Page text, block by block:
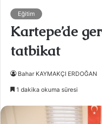
Eğitim
Kartepe’de
tatbikat
Bahar KAYMAKÇI ERDOĞAN
1 dakika okuma süresi